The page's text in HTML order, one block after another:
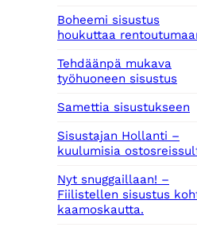
Boheemi sisustus
houkuttaa
Tehdäänpä mukava
työhuoneen sisustus
Samettia sisustukseen
Sisustajan Hollanti –
kuulumisia
Nyt snuggaillaan! –
Fiilistellen sisustus
kaamoskautta.